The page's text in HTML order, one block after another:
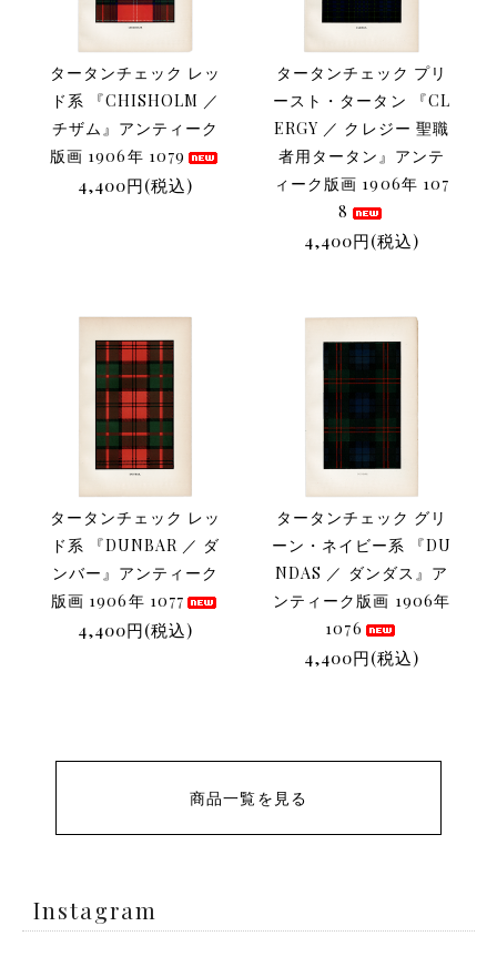
タータンチェック レッ
ド系 『CHISHOLM ／
チザム』アンティーク
版画 1906年 1079
4,400円(税込)
タータンチェック プリ
ースト・タータン 『CL
ERGY ／ クレジー 聖職
者用タータン』アンテ
ィーク版画 1906年 107
8
4,400円(税込)
タータンチェック レッ
ド系 『DUNBAR ／ ダ
ンバー』アンティーク
版画 1906年 1077
4,400円(税込)
タータンチェック グリ
ーン・ネイビー系 『DU
NDAS ／ ダンダス』ア
ンティーク版画 1906年
1076
4,400円(税込)
商品一覧を見る
Instagram